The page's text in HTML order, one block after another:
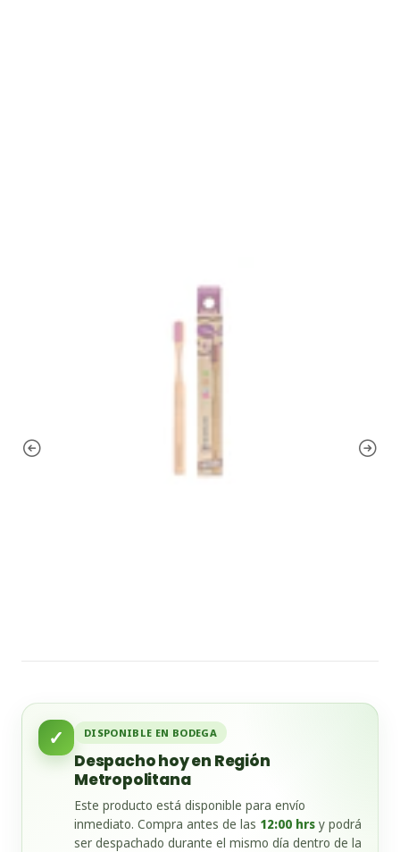
✓ DISPONIBLE EN BODEGA
Despacho hoy en Región
Metropolitana
Este producto está disponible para envío
inmediato. Compra antes de las 12:00 hrs y podrá
ser despachado durante el mismo día dentro de la